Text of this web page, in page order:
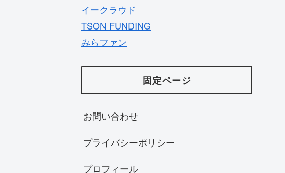
イークラウド
TSON FUNDING
みらファン
固定ページ
お問い合わせ
プライバシーポリシー
プロフィール